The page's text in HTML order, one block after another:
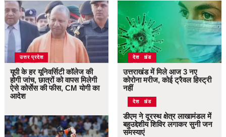
उत्तर प्रदेश
यूपी के हर यूनिवर्सिटी कॉलेज की
होगी जांच, छात्रों को वापस मिलेगी
ऐसे कोर्सेस की फीस, CM योगी का
आदेश
उत्तराखंड
देश
उत्तराखंड में मिले आज 3 नए
कोरोना मरीज, कोई ट्रैवल हिस्ट्री
नहीं
उत्तराखंड
देश
डीएम ने दूरस्थ क्षेत्र लाखामंडल में
बहुउद्देशीय शिविर लगाकर सुनी जन
समस्याएं